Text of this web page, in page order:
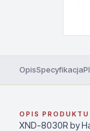
OpisSpecyfikacja
OPIS PRODUKTU
XND-8030R by